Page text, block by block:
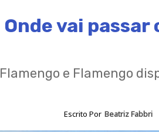
Onde vai passar
Flamengo e Flamengo
Escrito Por Beatriz Fabbri